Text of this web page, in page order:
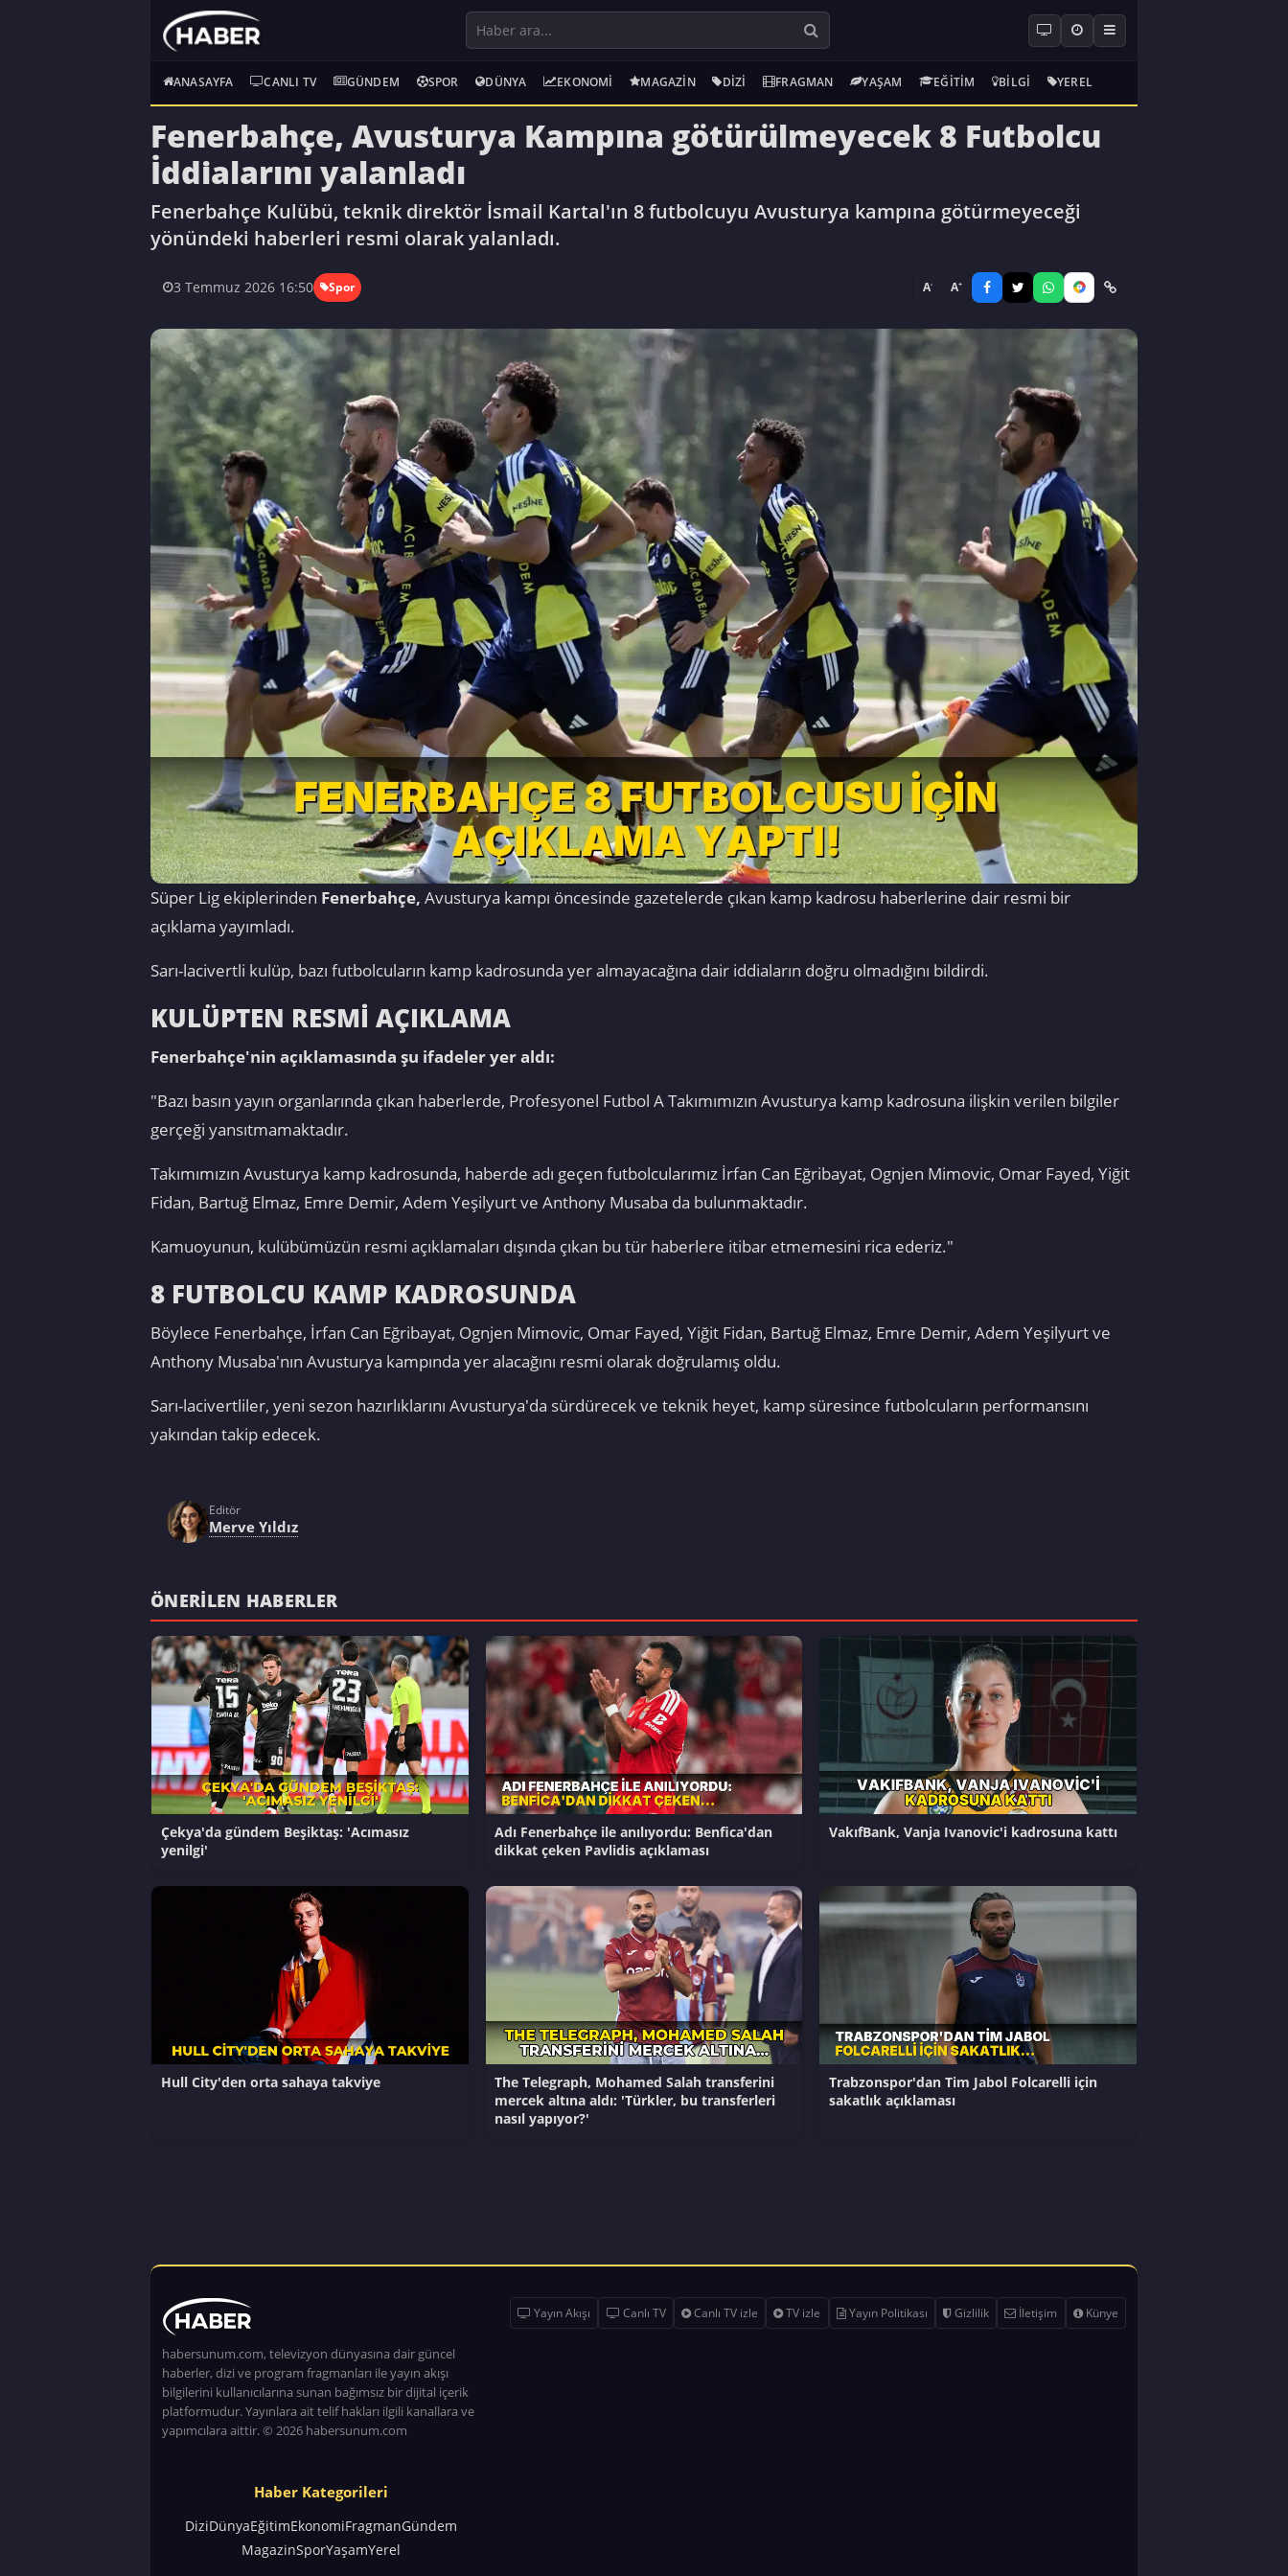
ANASAYFA CANLI TV GÜNDEM SPOR DÜNYA EKONOMI MAGAZIN DIZI FRAGMAN YAŞAM EĞITIM BILGI YEREL
Fenerbahçe, Avusturya Kampına götürülmeyecek 8 Futbolcu
İddialarını yalanladı
Fenerbahçe Kulübü, teknik direktör İsmail Kartal'ın 8 futbolcuyu Avusturya kampına götürmeyeceği
yönündeki haberleri resmi olarak yalanladı.
3 Temmuz 2026 16:50 Spor A- A+
Süper Lig ekiplerinden Fenerbahçe, Avusturya kampı öncesinde gazetelerde çıkan kamp kadrosu haberlerine dair resmi bir
açıklama yayımladı.
Sarı-lacivertli kulüp, bazı futbolcuların kamp kadrosunda yer almayacağına dair iddiaların doğru olmadığını bildirdi.
KULÜPTEN RESMİ AÇIKLAMA
Fenerbahçe'nin açıklamasında şu ifadeler yer aldı:
"Bazı basın yayın organlarında çıkan haberlerde, Profesyonel Futbol A Takımımızın Avusturya kamp kadrosuna ilişkin verilen bilgiler
gerçeği yansıtmamaktadır.
Takımımızın Avusturya kamp kadrosunda, haberde adı geçen futbolcularımız İrfan Can Eğribayat, Ognjen Mimovic, Omar Fayed, Yiğit
Fidan, Bartuğ Elmaz, Emre Demir, Adem Yeşilyurt ve Anthony Musaba da bulunmaktadır.
Kamuoyunun, kulübümüzün resmi açıklamaları dışında çıkan bu tür haberlere itibar etmemesini rica ederiz."
8 FUTBOLCU KAMP KADROSUNDA
Böylece Fenerbahçe, İrfan Can Eğribayat, Ognjen Mimovic, Omar Fayed, Yiğit Fidan, Bartuğ Elmaz, Emre Demir, Adem Yeşilyurt ve
Anthony Musaba'nın Avusturya kampında yer alacağını resmi olarak doğrulamış oldu.
Sarı-lacivertliler, yeni sezon hazırlıklarını Avusturya'da sürdürecek ve teknik heyet, kamp süresince futbolcuların performansını
yakından takip edecek.
Editör
Merve Yıldız
ÖNERILEN HABERLER
Çekya'da gündem Beşiktaş: 'Acımasız
yenilgi'
Adı Fenerbahçe ile anılıyordu: Benfica'dan
dikkat çeken Pavlidis açıklaması
VakıfBank, Vanja Ivanovic'i kadrosuna kattı
Hull City'den orta sahaya takviye
The Telegraph, Mohamed Salah transferini
mercek altına aldı: 'Türkler, bu transferleri
nasıl yapıyor?'
Trabzonspor'dan Tim Jabol Folcarelli için
sakatlık açıklaması
habersunum.com, televizyon dünyasına dair güncel
haberler, dizi ve program fragmanları ile yayın akışı
bilgilerini kullanıcılarına sunan bağımsız bir dijital içerik
platformudur. Yayınlara ait telif hakları ilgili kanallara ve
yapımcılara aittir. © 2026 habersunum.com
Yayın Akışı Canlı TV Canlı TV izle TV izle Yayın Politikası Gizlilik İletişim Künye
Haber Kategorileri
DiziDünyaEğitimEkonomiFragmanGündem
MagazinSporYaşamYerel